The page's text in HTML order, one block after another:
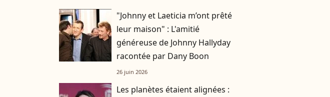
"Johnny et Laeticia m’ont prêté
leur maison" : L'amitié
généreuse de Johnny Hallyday
racontée par Dany Boon
26 juin 2026
Les planètes étaient alignées :